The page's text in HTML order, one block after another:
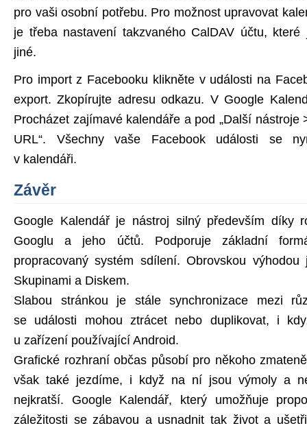
pro vaši osobní potřebu. Pro možnost upravovat
je třeba nastavení takzvaného CalDAV účtu,
jiné.
Pro import z Facebooku klikněte v události na
export. Zkopírujte adresu odkazu. V Google
Procházet zajímavé kalendáře a pod „Další nástroje
URL“. Všechny vaše Facebook události se
v kalendáři.
Závěr
Google Kalendář je nástroj silný především díky
Googlu a jeho účtů. Podporuje základní
propracovaný systém sdílení. Obrovskou
Skupinami a Diskem.
Slabou stránkou je stále synchronizace mezi
se události mohou ztrácet nebo duplikovat, i
u zařízení používající Android.
Grafické rozhraní občas působí pro někoho
však také jezdíme, i když na ní jsou výmoly a
nejkratší. Google Kalendář, který umožňuje
záležitosti se zábavou a usnadnit tak život a